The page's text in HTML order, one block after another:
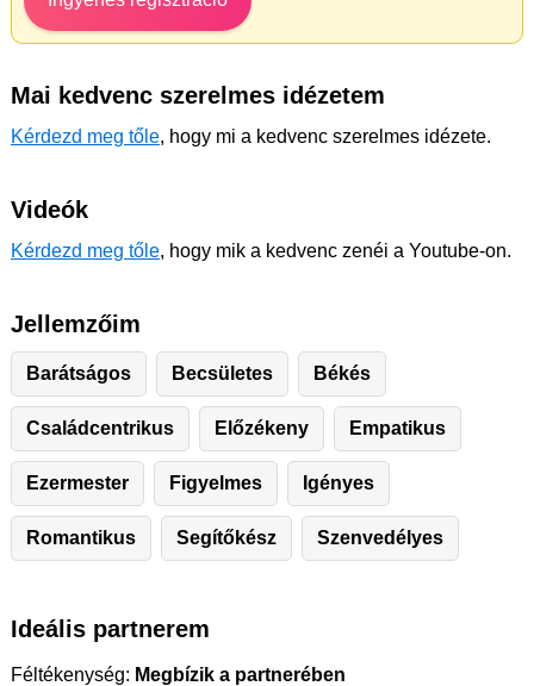
Mai kedvenc szerelmes idézetem
Kérdezd meg tőle, hogy mi a kedvenc szerelmes idézete.
Videók
Kérdezd meg tőle, hogy mik a kedvenc zenéi a Youtube-on.
Jellemzőim
Barátságos Becsületes Békés
Családcentrikus Előzékeny Empatikus
Ezermester Figyelmes Igényes
Romantikus Segítőkész Szenvedélyes
Ideális partnerem
Féltékenység: Megbízik a partnerében